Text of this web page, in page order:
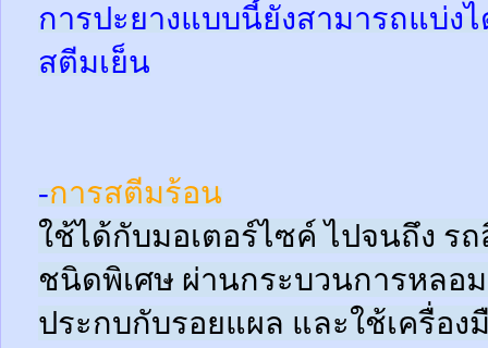
การปะยางแบบนี้ยังสามารถแบ่ง
สตีมเย็น
-การสตีมร้อน
ใช้ได้กับมอเตอร์ไซค์ ไปจนถึง ร
ชนิดพิเศษ ผ่านกระบวนการหลอ
ประกบกับรอยแผล และใช้เครื่อง